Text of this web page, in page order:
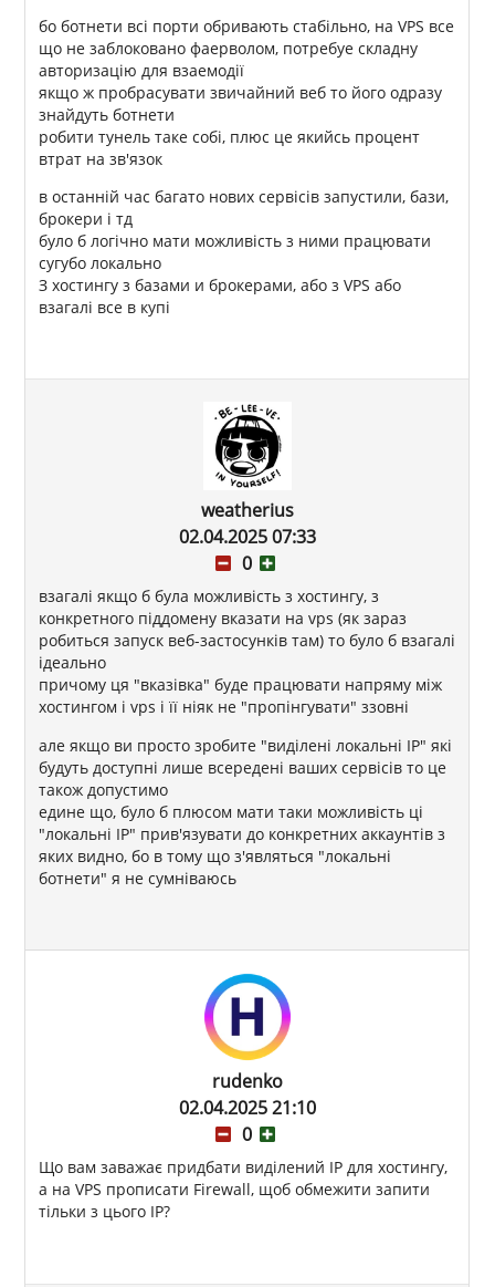
бо ботнети всі порти обривають стабільно, на VPS все
що не заблоковано фаерволом, потребуе складну
авторизацію для взаемодії
якщо ж пробрасувати звичайний веб то його одразу
знайдуть ботнети
робити тунель таке собі, плюс це якийсь процент
втрат на зв'язок
в останній час багато нових сервісів запустили, бази,
брокери і тд
було б логічно мати можливість з ними працювати
сугубо локально
З хостингу з базами и брокерами, або з VPS або
взагалі все в купі
weatherius
02.04.2025 07:33
0
взагалі якщо б була можливість з хостингу, з
конкретного піддомену вказати на vps (як зараз
робиться запуск веб-застосунків там) то було б взагалі
ідеально
причому ця "вказівка" буде працювати напряму між
хостингом і vps і її ніяк не "пропінгувати" ззовні
але якщо ви просто зробите "виділені локальні IP" які
будуть доступні лише всередені ваших сервісів то це
також допустимо
едине що, було б плюсом мати таки можливість ці
"локальні IP" прив'язувати до конкретних аккаунтів з
яких видно, бо в тому що з'являться "локальні
ботнети" я не сумніваюсь
rudenko
02.04.2025 21:10
0
Що вам заважає придбати виділений IP для хостингу,
а на VPS прописати Firewall, щоб обмежити запити
тільки з цього IP?